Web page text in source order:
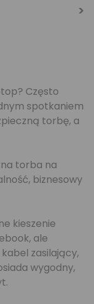
Często
spotkaniem
torbę, a
torba na
biznesowy
kieszenie
ale
zasilający,
wygodny,